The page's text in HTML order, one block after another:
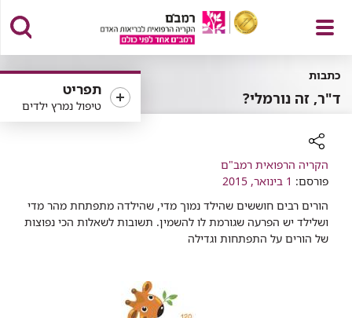
פתח
תפריט
תפריט
טיפול נמרץ ילדים
כתבות
ד"ר, זה נורמלי?
רכיב
שיתוף
הקריה הרפואית רמב"ם
פורסם: 1 בינואר, 2015
הורים רבים חוששים שהילד נמוך מדי, שהילדה מתפתחת מהר מדי
ושלילד יש הפרעה שגורמת לו להשמין. תשובות לשאלות הכי נפוצות
של הורים על התפתחות וגדילה